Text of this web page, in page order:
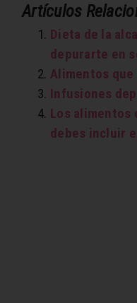
Artículos
Dieta de la
depurarte en
Alimentos
Infusiones
Los alimentos
debes incluir